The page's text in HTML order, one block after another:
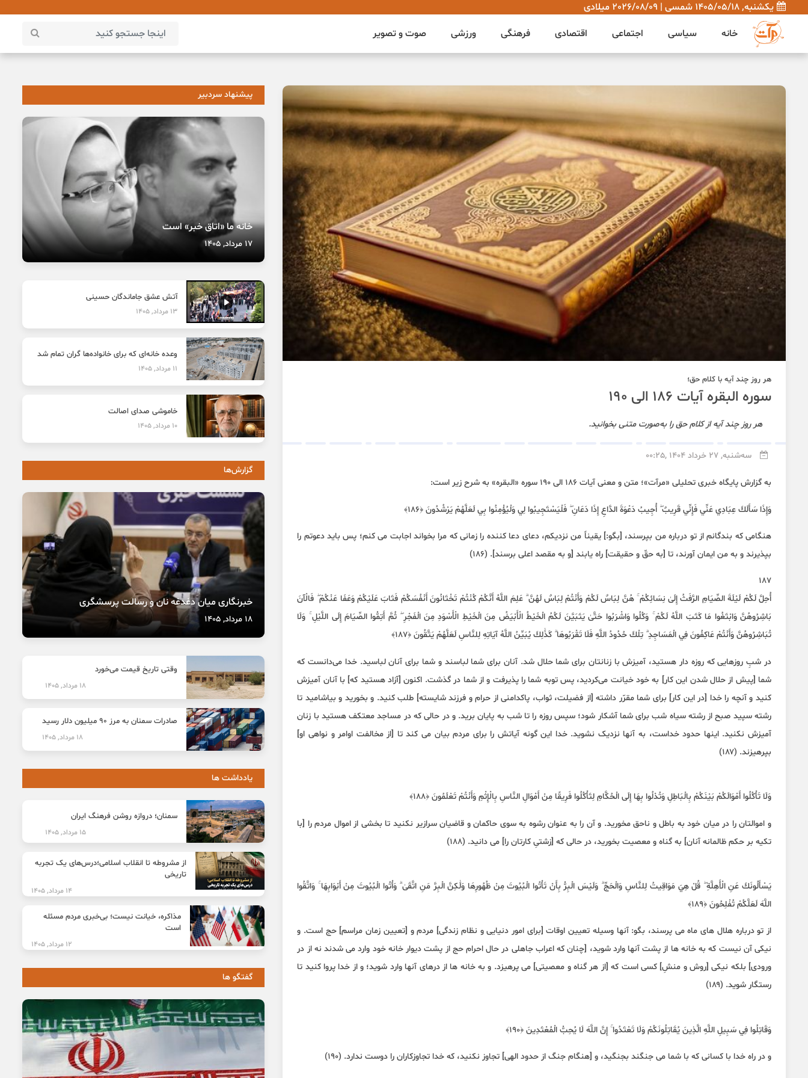
یکشنبه, 1405/05/18 شمسی | 2026/08/09 میلادی
خانه
سیاسی اجتماعی اقتصادی فرهنگی ورزشی صوت و تصویر
هر روز چند آیه با کلام حق؛
سوره البقره آیات 186 الی 190
هر روز چند آیه از کلام حق را به‌صورت متنی بخوانید.
سه‌شنبه, 27 خرداد 1404 ,00:25
به گزارش پایگاه خبری تحلیلی «مرآت»؛ متن و معنی آیات 186 الی 190 سوره «البقره» به شرح زیر است:
وَإِذَا سَأَلَكَ عِبَادِي عَنِّي فَإِنِّي قَرِيبٌ ۖ أُجِيبُ دَعْوَةَ الدَّاعِ إِذَا دَعَانِ ۖ فَلْيَسْتَجِيبُوا لِي وَلْيُؤْمِنُوا بِي لَعَلَّهُمْ يَرْشُدُونَ ﴿١٨٦﴾
هنگامی که بندگانم از تو درباره من بپرسند، [بگو:] یقیناً من نزدیکم، دعای دعا کننده را زمانی که مرا بخواند اجابت می کنم؛ پس باید دعوتم را
بپذیرند و به من ایمان آورند، تا [به حقّ و حقیقت] راه یابند [و به مقصد اعلی برسند]. (۱۸۶)
187
أُحِلَّ لَكُمْ لَيْلَةَ الصِّيَامِ الرَّفَثُ إِلَىٰ نِسَائِكُمْ ۚ هُنَّ لِبَاسٌ لَكُمْ وَأَنْتُمْ لِبَاسٌ لَهُنَّ ۗ عَلِمَ اللَّهُ أَنَّكُمْ كُنْتُمْ تَخْتَانُونَ أَنْفُسَكُمْ فَتَابَ عَلَيْكُمْ وَعَفَا عَنْكُمْ ۖ فَالْآنَ
بَاشِرُوهُنَّ وَابْتَغُوا مَا كَتَبَ اللَّهُ لَكُمْ ۚ وَكُلُوا وَاشْرَبُوا حَتَّىٰ يَتَبَيَّنَ لَكُمُ الْخَيْطُ الْأَبْيَضُ مِنَ الْخَيْطِ الْأَسْوَدِ مِنَ الْفَجْرِ ۖ ثُمَّ أَتِمُّوا الصِّيَامَ إِلَى اللَّيْلِ ۚ وَلَا
تُبَاشِرُوهُنَّ وَأَنْتُمْ عَاكِفُونَ فِي الْمَسَاجِدِ ۗ تِلْكَ حُدُودُ اللَّهِ فَلَا تَقْرَبُوهَا ۗ كَذَٰلِكَ يُبَيِّنُ اللَّهُ آيَاتِهِ لِلنَّاسِ لَعَلَّهُمْ يَتَّقُونَ ﴿١٨٧﴾
در شبِ روزهایی که روزه دار هستید، آمیزش با زنانتان برای شما حلال شد. آنان برای شما لباسند و شما برای آنان لباسید. خدا می‌دانست که
شما [پیش از حلال شدن این کار] به خود خیانت می‌کردید، پس توبه شما را پذیرفت و از شما در گذشت. اکنون [آزاد هستید که] با آنان آمیزش
کنید و آنچه را خدا [در این کار] برای شما مقرّر داشته [از فضیلت، ثواب، پاکدامنی از حرام و فرزند شایسته] طلب کنید. و بخورید و بیاشامید تا
رشته سپید صبح از رشته سیاه شب برای شما آشکار شود؛ سپس روزه را تا شب به پایان برید. و در حالی که در مساجد معتکف هستید با زنان
آمیزش نکنید. اینها حدود خداست، به آنها نزدیک نشوید. خدا این گونه آیاتش را برای مردم بیان می کند تا [از مخالفت اوامر و نواهی او]
بپرهیزند. (۱۸۷)
وَلَا تَأْكُلُوا أَمْوَالَكُمْ بَيْنَكُمْ بِالْبَاطِلِ وَتُدْلُوا بِهَا إِلَى الْحُكَّامِ لِتَأْكُلُوا فَرِيقًا مِنْ أَمْوَالِ النَّاسِ بِالْإِثْمِ وَأَنْتُمْ تَعْلَمُونَ ﴿١٨٨﴾
و اموالتان را در میان خود به باطل و ناحق مخورید. و آن را به عنوان رشوه به سوی حاکمان و قاضیان سرازیر نکنید تا بخشی از اموال مردم را [با
تکیه بر حکم ظالمانه آنان] به گناه و معصیت بخورید، در حالی که [زشتیِ کارتان را] می دانید. (۱۸۸)
يَسْأَلُونَكَ عَنِ الْأَهِلَّةِ ۖ قُلْ هِيَ مَوَاقِيتُ لِلنَّاسِ وَالْحَجِّ ۗ وَلَيْسَ الْبِرُّ بِأَنْ تَأْتُوا الْبُيُوتَ مِنْ ظُهُورِهَا وَلَٰكِنَّ الْبِرَّ مَنِ اتَّقَىٰ ۗ وَأْتُوا الْبُيُوتَ مِنْ أَبْوَابِهَا ۚ وَاتَّقُوا
اللَّهَ لَعَلَّكُمْ تُفْلِحُونَ ﴿١٨٩﴾
از تو درباره هلال های ماه می پرسند، بگو: آنها وسیله تعیین اوقات [برای امور دنیایی و نظام زندگی] مردم و [تعیین زمان مراسم] حج است. و
نیکی آن نیست که به خانه ها از پشت آنها وارد شوید، [چنان که اعراب جاهلی در حال احرام حج از پشت دیوار خانه خود وارد می شدند نه از در
ورودی] بلکه نیکی [روش و منشِ] کسی است که [از هر گناه و معصیتی] می پرهیزد. و به خانه ها از درهای آنها وارد شوید؛ و از خدا پروا کنید تا
رستگار شوید. (۱۸۹)
وَقَاتِلُوا فِي سَبِيلِ اللَّهِ الَّذِينَ يُقَاتِلُونَكُمْ وَلَا تَعْتَدُوا ۚ إِنَّ اللَّهَ لَا يُحِبُّ الْمُعْتَدِينَ ﴿١٩٠﴾
و در راه خدا با کسانی که با شما می جنگند بجنگید، و [هنگام جنگ از حدود الهی] تجاوز نکنید، که خدا تجاوزکاران را دوست ندارد. (۱۹۰)
پیشنهاد سردبیر
خانه ما «اتاق خبر» است
17 مرداد, 1405
آتش عشق جاماندگان حسینی
13 مرداد, 1405
وعده خانه‌ای که برای خانواده‌ها گران تمام شد
11 مرداد, 1405
خاموشی صدای اصالت
10 مرداد, 1405
گزارش‌ها
خبرنگاری میان دغدغه نان و رسالت پرسشگری
18 مرداد, 1405
وقتی تاریخ قیمت می‌خورد
18 مرداد, 1405
صادرات سمنان به مرز ۹۰ میلیون دلار رسید
18 مرداد, 1405
یادداشت ها
سمنان؛ دروازه روشن فرهنگ ایران
15 مرداد, 1405
از مشروطه تا انقلاب اسلامی؛درس‌های یک تجربه
تاریخی
14 مرداد, 1405
مذاکره، خیانت نیست؛ بی‌خبری مردم مسئله
است
12 مرداد, 1405
گفتگو ها